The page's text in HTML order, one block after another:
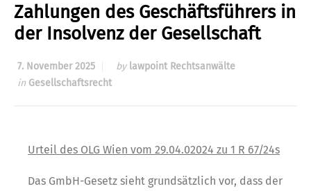
Zahlungen des Geschäftsführers in
der Insolvenz der Gesellschaft
7. November 2025 by lawpoint Rechtsanwälte
in Gesellschaftsrecht
Urteil des OLG Wien vom 29.04.02024 zu 1 R 67/24s
Das GmbH-Gesetz sieht grundsätzlich vor, dass der